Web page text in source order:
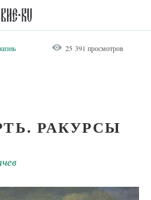
25 391 просмотров
РАКУРСЫ